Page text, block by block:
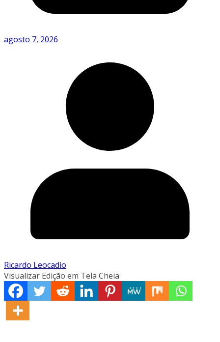
agosto 7, 2026
Ricardo Leocadio
Visualizar Edição em Tela Cheia